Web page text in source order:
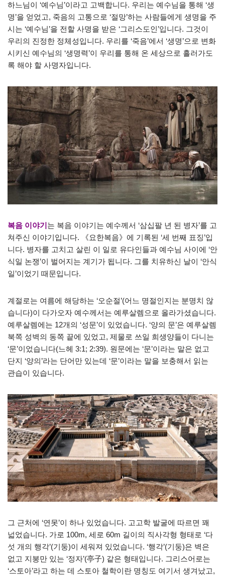
하느님이 ‘예수님’이라고 고백합니다. 우리는 예수님을 통해 ‘생
명’을 얻었고, 죽음의 고통으로 ‘절망’하는 사람들에게 생명을 주
시는 ‘예수님’을 전할 사명을 받은 ‘그리스도인’입니다. 그것이
우리의 진정한 정체성입니다. 우리를 ‘죽음’에서 ‘생명’으로 변화
시키신 예수님의 ‘생명력’이 우리를 통해 온 세상으로 흘러가도
록 해야 할 사명자입니다.
복음 이야기는 복음 이야기는 예수께서 ‘삼십팔 년 된 병자’를 고
쳐주신 이야기입니다. 《요한복음》에 기록된 ‘세 번째 표징’입
니다. 병자를 고치고 살린 이 일로 유다인들과 예수님 사이에 ‘안
식일 논쟁’이 벌어지는 계기가 됩니다. 그를 치유하신 날이 ‘안식
일’이었기 때문입니다.
계절로는 여름에 해당하는 ‘오순절’(어느 명절인지는 분명치 않
습니다)이 다가오자 예수께서는 예루살렘으로 올라가셨습니다.
예루살렘에는 12개의 ‘성문’이 있었습니다. ‘양의 문’은 예루살렘
북쪽 성벽의 동쪽 끝에 있었고, 제물로 쓰일 희생양들이 다니는
‘문’이었습니다(느헤 3:1; 2:39). 원문에는 ‘문’이라는 말은 없고
단지 ‘양의’라는 단어만 있는데 ‘문’이라는 말을 보충해서 읽는
관습이 있습니다.
그 근처에 ‘연못’이 하나 있었습니다. 고고학 발굴에 따르면 꽤
넓었습니다. 가로 100m, 세로 60m 길이의 직사각형 형태로 ‘다
섯 개의 행각’(기둥)이 세워져 있었습니다. ‘행각’(기둥)은 벽은
없고 지붕만 있는 ‘정자’(亭子) 같은 형태입니다. 그리스어로는
‘스토아’라고 하는 데 스토아 철학이란 명칭도 여기서 생겨났고,